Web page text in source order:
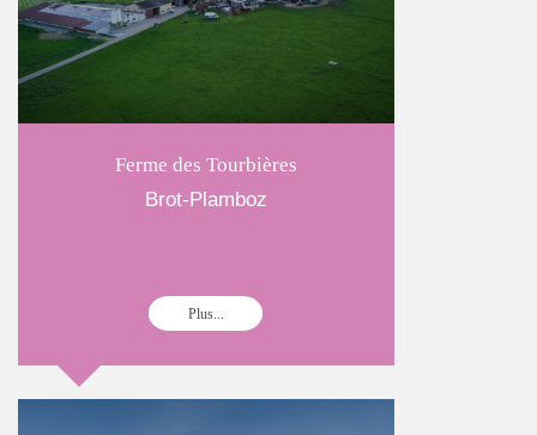
Ferme des Tourbières
Brot-Plamboz
Plus...